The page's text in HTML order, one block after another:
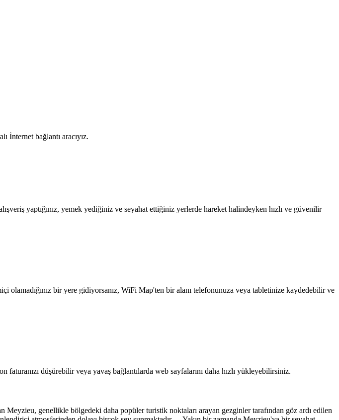
İnternet bağlantı aracıyız.
yaptığınız, yemek yediğiniz ve seyahat ettiğiniz yerlerde hareket halindeyken hızlı ve güvenilir
bir yere gidiyorsanız, WiFi Map'ten bir alanı telefonunuza veya tabletinize kaydedebilir ve
düşürebilir veya yavaş bağlantılarda web sayfalarını daha hızlı yükleyebilirsiniz.
genellikle bölgedeki daha popüler turistik noktaları arayan gezginler tarafından göz ardı edilen